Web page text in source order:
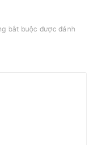
bắt buộc được đánh